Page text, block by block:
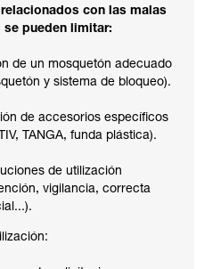
con las malas
pueden limitar:
de un mosquetón adecuado
y sistema de bloqueo).
de accesorios específicos
TANGA, funda plástica).
de utilización
vigilancia, correcta